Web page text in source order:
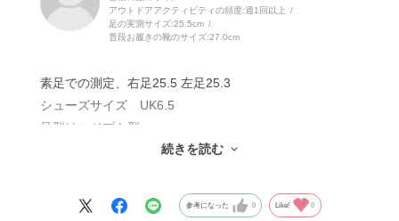
アウトドアアクティビティの頻度:週1回以上
足の実測サイズ:25.5cm
普段お履きの靴のサイズ:27.0cm
素足での測定、右足25.5 左足25.3
シューズサイズ UK6.5
足型はエジプト型
初めの3回程度はソックスは履けませんでしたが、その
後はソックス使用。
続きを読む
参考になった 0 Like! 0